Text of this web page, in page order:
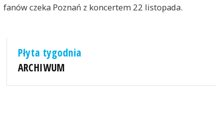
fanów czeka Poznań z koncertem 22 listopada.
Płyta tygodnia
ARCHIWUM